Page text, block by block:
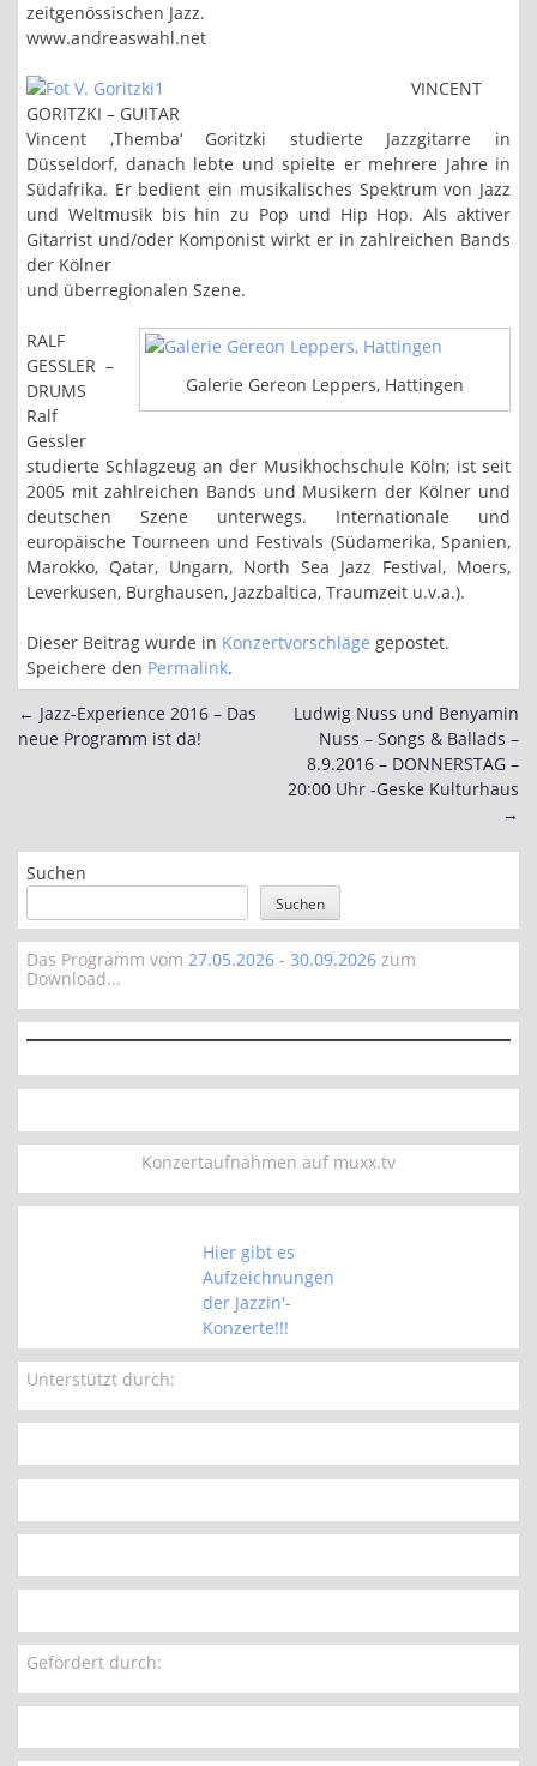
zeitgenössischen Jazz.
www.andreaswahl.net
VINCENT
GORITZKI – GUITAR
Vincent ‚Themba‘ Goritzki studierte Jazzgitarre in
Düsseldorf, danach lebte und spielte er mehrere Jahre in
Südafrika. Er bedient ein musikalisches Spektrum von Jazz
und Weltmusik bis hin zu Pop und Hip Hop. Als aktiver
Gitarrist und/oder Komponist wirkt er in zahlreichen Bands
der Kölner
und überregionalen Szene.
Galerie Gereon Leppers, Hattingen
RALF
GESSLER –
DRUMS
Ralf
Gessler
studierte Schlagzeug an der Musikhochschule Köln; ist seit
2005 mit zahlreichen Bands und Musikern der Kölner und
deutschen Szene unterwegs. Internationale und
europäische Tourneen und Festivals (Südamerika, Spanien,
Marokko, Qatar, Ungarn, North Sea Jazz Festival, Moers,
Leverkusen, Burghausen, Jazzbaltica, Traumzeit u.v.a.).
Dieser Beitrag wurde in Konzertvorschläge gepostet.
Speichere den Permalink.
Post
navigation
← Jazz-Experience 2016 – Das
neue Programm ist da!
Ludwig Nuss und Benyamin
Nuss – Songs & Ballads –
8.9.2016 – DONNERSTAG –
20:00 Uhr -Geske Kulturhaus
→
Suchen
Suchen
Das Programm vom 27.05.2026 - 30.09.2026 zum
Download...
Konzertaufnahmen auf muxx.tv
Hier gibt es
Aufzeichnungen
der Jazzin'-
Konzerte!!!
Unterstützt durch:
Gefördert durch: